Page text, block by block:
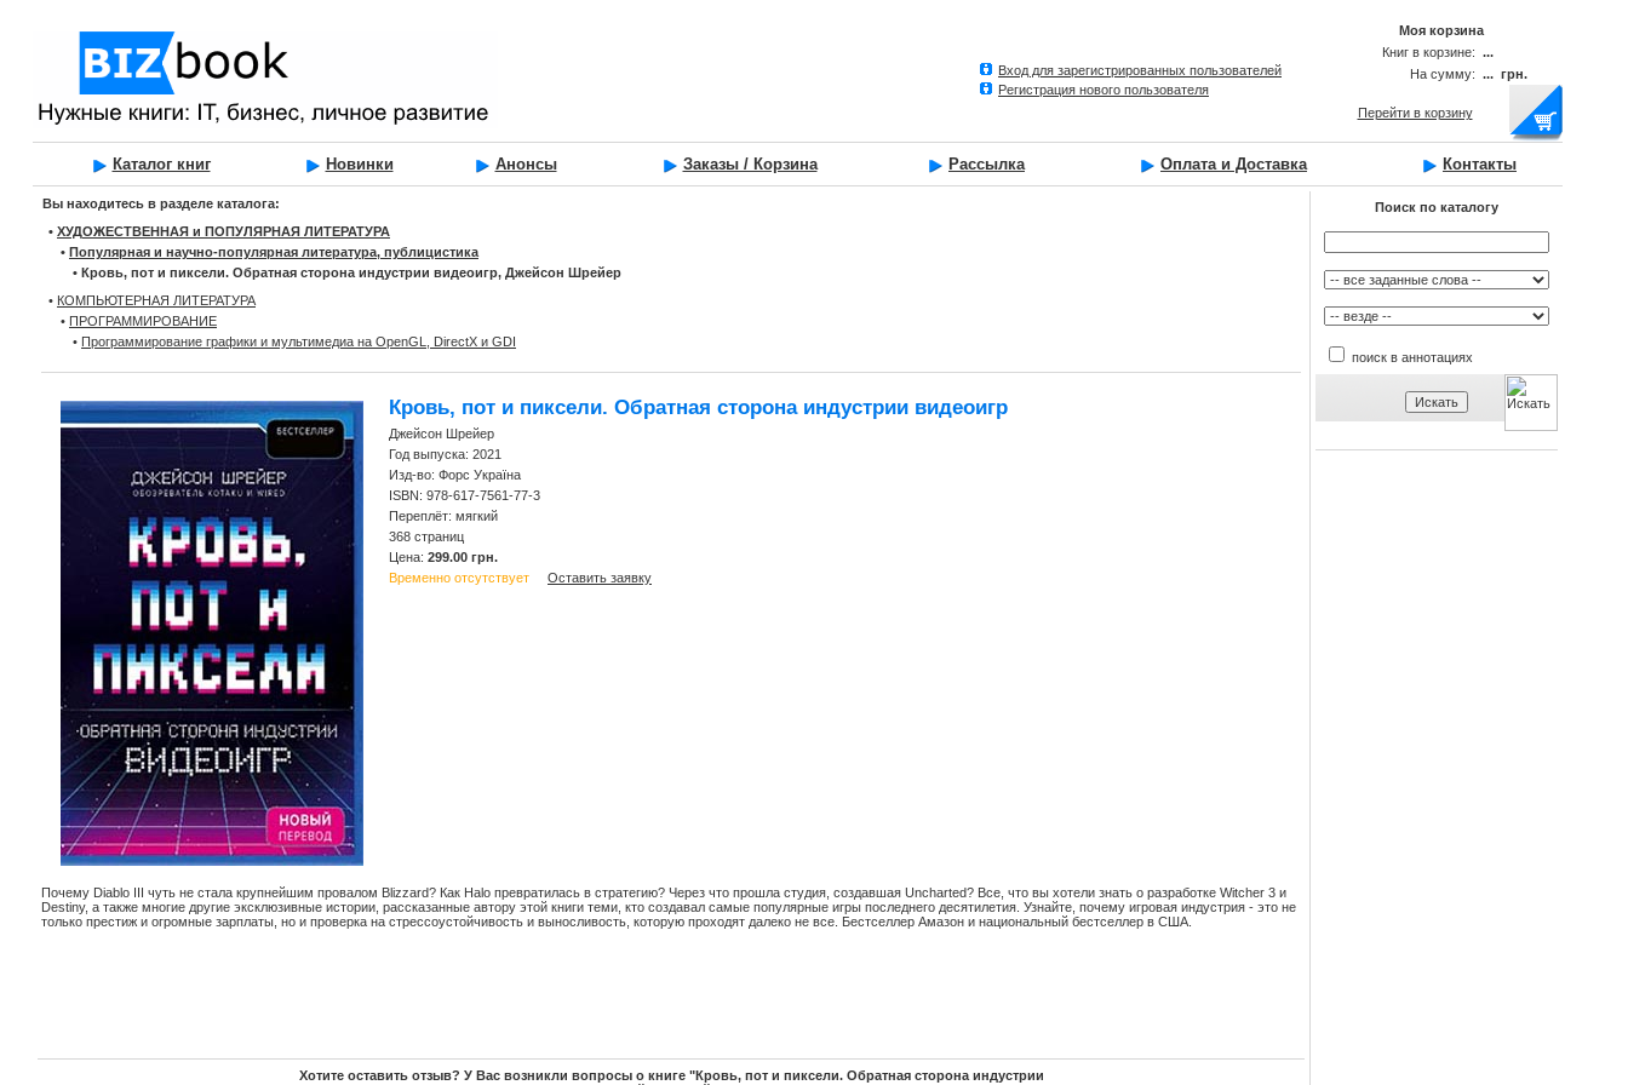
Вход для зарегистрированных пользователей
Регистрация нового пользователя
Моя корзина
Книг в корзине: ...
На сумму: ... грн.
Перейти в корзину
Каталог книг Новинки Анонсы Заказы / Корзина Рассылка Оплата и Доставка Контакты
Вы находитесь в разделе каталога:
• ХУДОЖЕСТВЕННАЯ и ПОПУЛЯРНАЯ ЛИТЕРАТУРА
• Популярная и научно-популярная литература, публицистика
• Кровь, пот и пиксели. Обратная сторона индустрии видеоигр, Джейсон Шрейер
• КОМПЬЮТЕРНАЯ ЛИТЕРАТУРА
• ПРОГРАММИРОВАНИЕ
• Программирование графики и мультимедиа на OpenGL, DirectX и GDI
Кровь, пот и пиксели. Обратная сторона индустрии видеоигр
Джейсон Шрейер
Год выпуска: 2021
Изд-во: Форс Україна
ISBN: 978-617-7561-77-3
Переплёт: мягкий
368 страниц
Цена: 299.00 грн.
Временно отсутствует
Оставить заявку
Почему Diablo III чуть не стала крупнейшим провалом Blizzard? Как Halo превратилась в стратегию? Через что прошла студия, создавшая Uncharted? Все, что вы хотели знать о разработке Witcher 3 и
Destiny, а также многие другие эксклюзивные истории, рассказанные автору этой книги теми, кто создавал самые популярные игры последнего десятилетия. Узнайте, почему игровая индустрия - это не
только престиж и огромные зарплаты, но и проверка на стрессоустойчивость и выносливость, которую проходят далеко не все. Бестселлер Амазон и национальный бестселлер в США.
Хотите оставить отзыв? У Вас возникли вопросы о книге "Кровь, пот и пиксели. Обратная сторона индустрии
Поиск по каталогу
поиск в аннотациях